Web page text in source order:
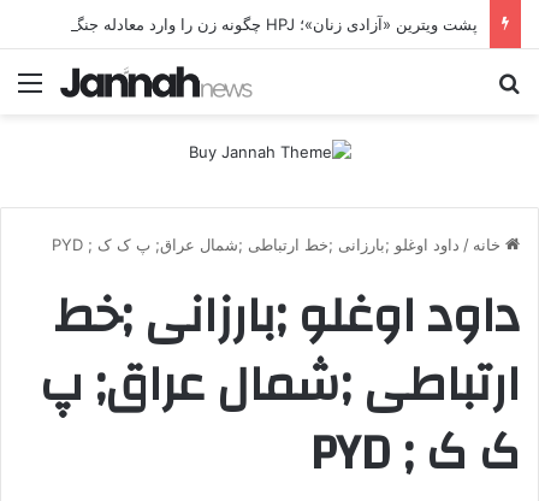
خانه / داود اوغلو ;بارزانی ;خط ارتباطی ;شمال عراق; پ ک ک ; PYD
داود اوغلو ;بارزانی ;خط
ارتباطی ;شمال عراق; پ
ک ک ; PYD